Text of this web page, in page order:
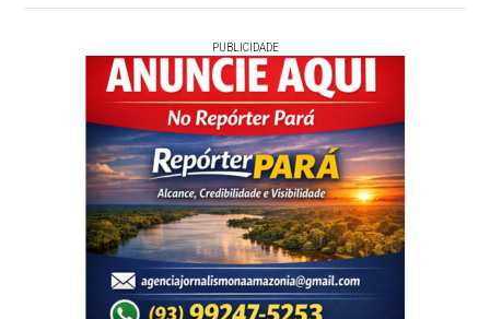
PUBLICIDADE